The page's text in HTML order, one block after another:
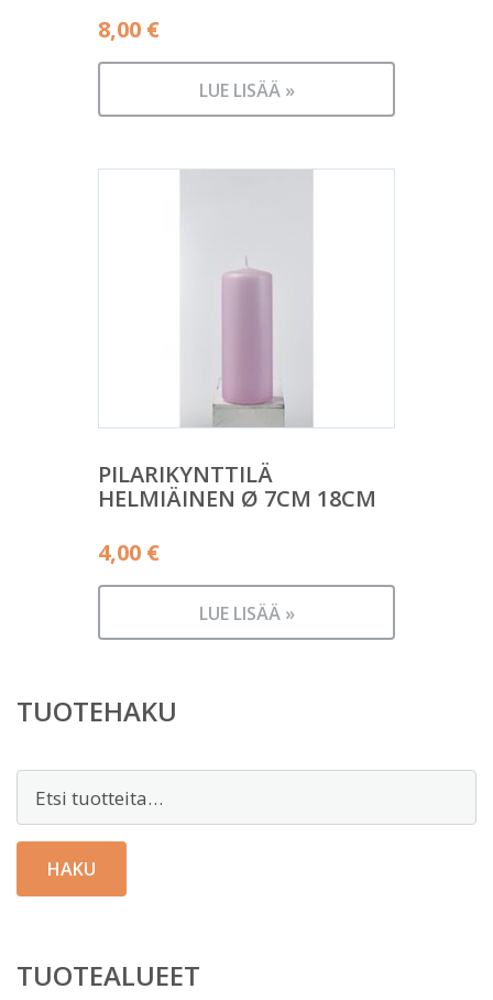
8,00 €
LUE LISÄÄ »
PILARIKYNTTILÄ
HELMIÄINEN Ø 7CM 18CM
4,00 €
LUE LISÄÄ »
TUOTEHAKU
HAKU
TUOTEALUEET